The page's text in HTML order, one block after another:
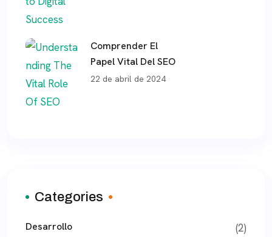
Comprender El
Papel Vital Del SEO
22 de abril de 2024
Categories
Desarrollo (2)